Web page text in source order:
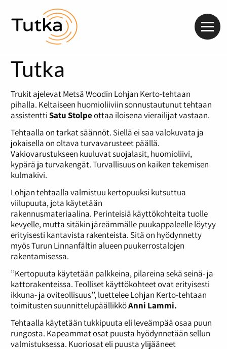
Tutka
Trukit ajelevat Metsä Woodin Lohjan Kerto-tehtaan
pihalla. Keltaiseen huomioliiviin sonnustautunut tehtaan
assistenttiSatuStolpeottaa iloisena vierailijat vastaan.
Tehtaalla on tarkat säännöt. Siellä ei saa valokuvata ja
jokaisella on oltava turvavarusteet päällä.
Vakiovarustukseen kuuluvat suojalasit, huomioliivi,
kypärä ja turvakengät. Turvallisuus on kaiken tekemisen
kulmakivi.
Lohjan tehtaalla valmistuu kertopuuksi kutsuttua
viilupuuta, jota käytetään
rakennusmateriaalina. Perinteisiä käyttökohteita tuolle
kevyelle, mutta sitäkin järeämmälle puukappaleelle löytyy
erityisesti kantavista rakenteista. Sitä on hyödynnetty
myös Turun Linnanfältin alueen puukerrostalojen
rakentamisessa.
’’Kertopuuta käytetään palkkeina, pilareina sekä seinä- ja
kattorakenteissa. Teolliset käyttökohteet ovat erityisesti
ikkuna- ja oviteollisuus’’, luettelee Lohjan Kerto-tehtaan
toimitusten suunnittelupäällikköAnni Lammi.
Tehtaalla käytetään tukkipuuta eli leveämpää osaa puun
rungosta. Kapeammat osat puusta hyödynnetään sellun
valmistuksessa. Kuoriosat eli puusta ylijääneet